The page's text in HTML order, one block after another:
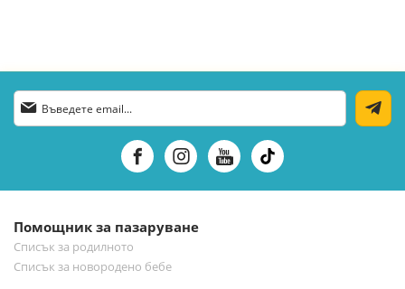
Абонирай
се
бюлетин:
Помощник за пазаруване
Списък за родилното
Списък за новородено бебе